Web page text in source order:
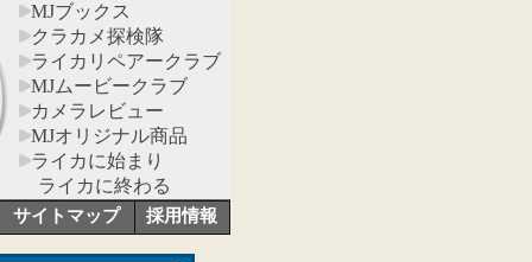
MJブックス
クラカメ探検隊
ライカリペアークラブ
MJムービークラブ
カメラレビュー
MJオリジナル商品
ライカに始まり
ライカに終わる
サイトマップ 採用情報